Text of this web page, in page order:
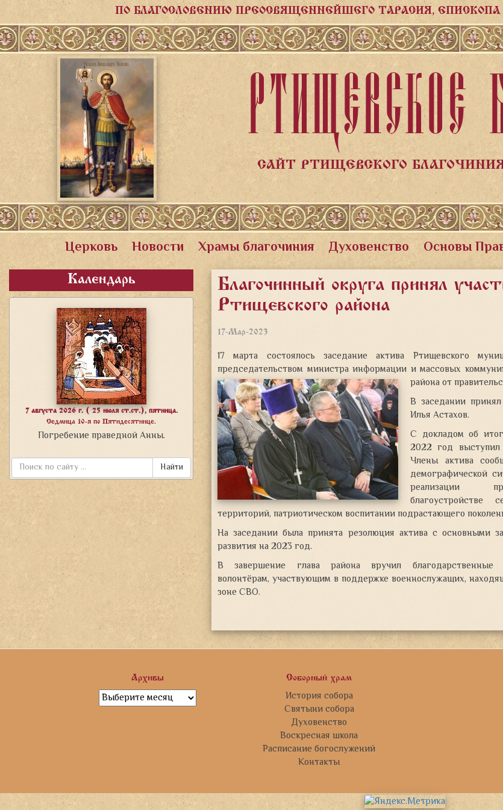
ПО БЛАГОСЛОВЕНИЮ ПРЕОСВЯЩЕННЕЙШЕГО ТАРАСИЯ,
РТИЩЕВСКОЕ
САЙТ РТИЩЕВСКОГО
Церковь Новости Храмы благочиния Духовенство Основы
Календарь
7 августа 2026 г. ( 25 июля ст.ст.), пятница.
Седмица 10-я по Пятидесятнице.
Погребение праведной Анны.
Найти
Благочинный округа принял
Ртищевского района
17-Мар-2023
17 марта состоялось заседание актива Ртищевского
председательством министра информации и массовых
района от
В заседании
Илья Астахов.
С докладом об
2022 год выступил
Члены актива
демографической
реализации
благоустройстве
территорий, патриотическом воспитании подрастающего
На заседании была принята резолюция актива с основными
развития на 2023 год.
В завершение глава района вручил благодарственные
волонтёрам, участвующим в поддержке военнослужащих,
зоне СВО.
Архивы
Архивы
Соборный храм
История собора
Святыни собора
Духовенство
Воскресная школа
Расписание богослужений
Контакты